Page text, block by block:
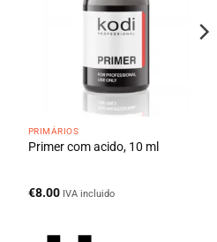
PRIMÁRIOS
Primer com acido, 10 ml
€8.00 IVA incluido